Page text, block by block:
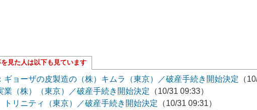
見た人は以下も見ています
ギョーザの皮製造の（株）キムラ（東京）／破産手続き開始決定 （
業（株）（東京）／破産手続き開始決定 （10/31 09:33）
トリニティ（東京）／破産手続き開始決定 （10/31 09:31）